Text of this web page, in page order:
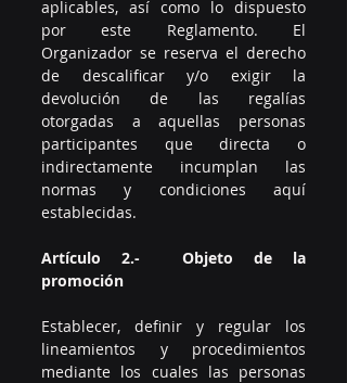
aplicables, así como lo dispuesto
por este Reglamento. El
Organizador se reserva el derecho
de descalificar y/o exigir la
devolución de las regalías
otorgadas a aquellas personas
participantes que directa o
indirectamente incumplan las
normas y condiciones aquí
establecidas.
Artículo 2.-  Objeto de la
promoción
Establecer, definir y regular los
lineamientos y procedimientos
mediante los cuales las personas